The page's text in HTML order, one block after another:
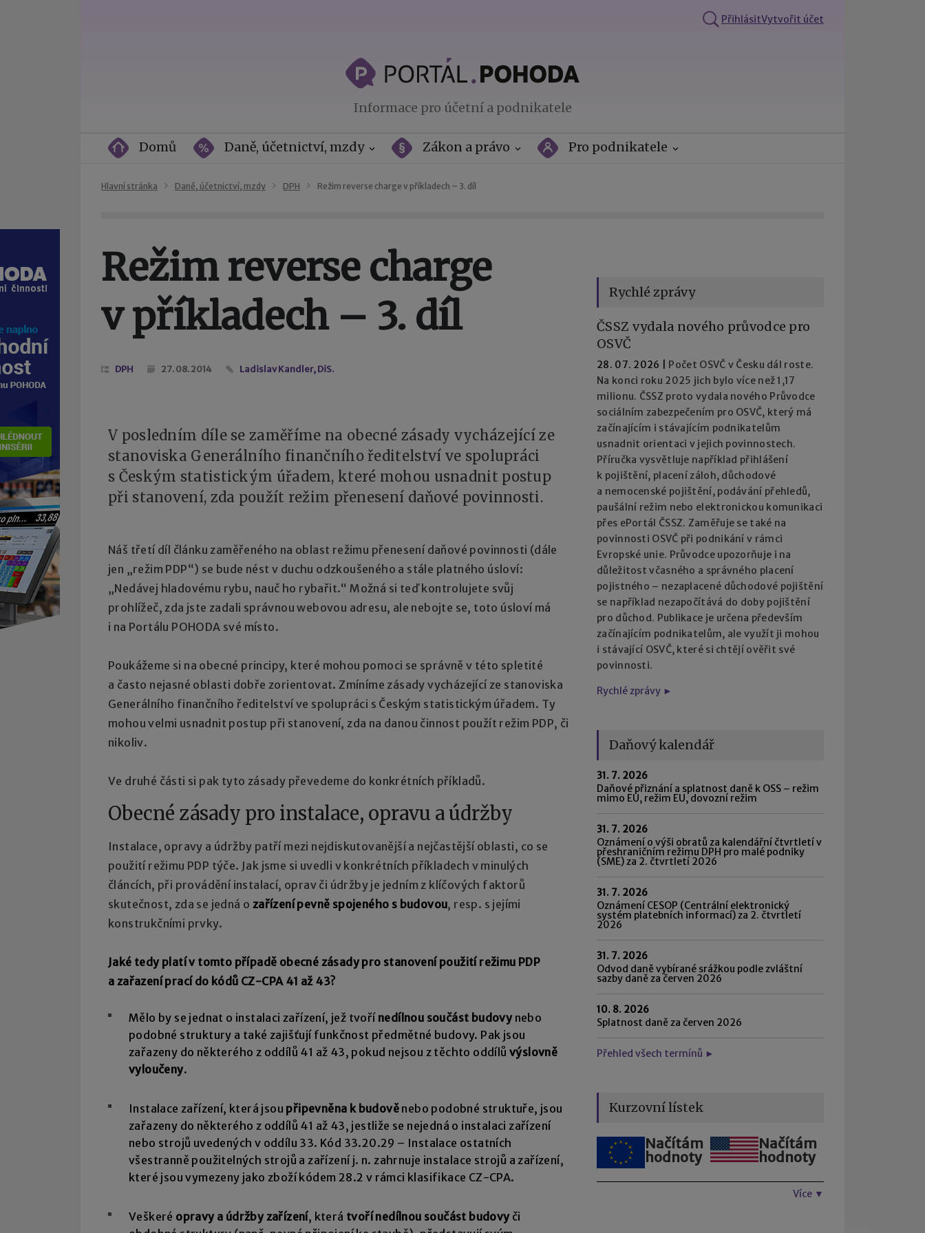
PřihlásitVytvořit účet
Informace pro účetní a podnikatele
Domů Daně, účetnictví, mzdy Zákon a právo Pro podnikatele
Hlavní stránka Daně, účetnictví, mzdy DPH Režim reverse charge v příkladech – 3. díl
Režim reverse charge
v příkladech – 3. díl
DPH 27. 08. 2014 Ladislav Kandler, DiS.
V posledním díle se zaměříme na obecné zásady vycházející ze
stanoviska Generálního finančního ředitelství ve spolupráci
s Českým statistickým úřadem, které mohou usnadnit postup
při stanovení, zda použít režim přenesení daňové povinnosti.
Náš třetí díl článku zaměřeného na oblast režimu přenesení daňové povinnosti (dále
jen „režim PDP“) se bude nést v duchu odzkoušeného a stále platného úsloví:
„Nedávej hladovému rybu, nauč ho rybařit.“ Možná si teď kontrolujete svůj
prohlížeč, zda jste zadali správnou webovou adresu, ale nebojte se, toto úsloví má
i na Portálu POHODA své místo.
Poukážeme si na obecné principy, které mohou pomoci se správně v této spletité
a často nejasné oblasti dobře zorientovat. Zmíníme zásady vycházející ze stanoviska
Generálního finančního ředitelství ve spolupráci s Českým statistickým úřadem. Ty
mohou velmi usnadnit postup při stanovení, zda na danou činnost použít režim PDP, či
nikoliv.
Ve druhé části si pak tyto zásady převedeme do konkrétních příkladů.
Obecné zásady pro instalace, opravu a údržby
Instalace, opravy a údržby patří mezi nejdiskutovanější a nejčastější oblasti, co se
použití režimu PDP týče. Jak jsme si uvedli v konkrétních příkladech v minulých
článcích, při provádění instalací, oprav či údržby je jedním z klíčových faktorů
skutečnost, zda se jedná o zařízení pevně spojeného s budovou, resp. s jejími
konstrukčními prvky.
Jaké tedy platí v tomto případě obecné zásady pro stanovení použití režimu PDP
a zařazení prací do kódů CZ-CPA 41 až 43?
Mělo by se jednat o instalaci zařízení, jež tvoří nedílnou součást budovynebo
podobné struktury a také zajišťují funkčnost předmětné budovy. Pak jsou
zařazeny do některého z oddílů 41 až 43, pokud nejsou z těchto oddílů výslovně
vyloučeny.
Instalace zařízení, která jsou připevněna k budově nebo podobné struktuře, jsou
zařazeny do některého z oddílů 41 až 43, jestliže se nejedná o instalaci zařízení
nebo strojů uvedených v oddílu 33. Kód 33.20.29 – Instalace ostatních
všestranně použitelných strojů a zařízení j. n. zahrnuje instalace strojů a zařízení,
které jsou vymezeny jako zboží kódem 28.2 v rámci klasifikace CZ-CPA.
Veškeré opravy a údržby zařízení, která tvoří nedílnou součást budovyči
Rychlé zprávy
ČSSZ vydala nového průvodce pro
OSVČ
28. 07. 2026
Počet OSVČ v Česku dál roste.
Na konci roku 2025 jich bylo více než 1,17
milionu. ČSSZ proto vydala nového Průvodce
sociálním zabezpečením pro OSVČ, který má
začínajícím i stávajícím podnikatelům
usnadnit orientaci v jejich povinnostech.
Příručka vysvětluje například přihlášení
k pojištění, placení záloh, důchodové
a nemocenské pojištění, podávání přehledů,
paušální režim nebo elektronickou komunikaci
přes ePortál ČSSZ. Zaměřuje se také na
povinnosti OSVČ při podnikání v rámci
Evropské unie. Průvodce upozorňuje i na
důležitost včasného a správného placení
pojistného – nezaplacené důchodové pojištění
se například nezapočítává do doby pojištění
pro důchod. Publikace je určena především
začínajícím podnikatelům, ale využít ji mohou
i stávající OSVČ, které si chtějí ověřit své
povinnosti.
Rychlé zprávy ►
Daňový kalendář
31. 7. 2026
Daňové přiznání a splatnost daně k OSS – režim
mimo EU, režim EU, dovozní režim
31. 7. 2026
Oznámení o výši obratů za kalendářní čtvrtletí v
přeshraničním režimu DPH pro malé podniky
(SME) za 2. čtvrtletí 2026
31. 7. 2026
Oznámení CESOP (Centrální elektronický
systém platebních informací) za 2. čtvrtletí
2026
31. 7. 2026
Odvod daně vybírané srážkou podle zvláštní
sazby daně za červen 2026
10. 8. 2026
Splatnost daně za červen 2026
Přehled všech termínů ►
Kurzovní lístek
Načítám
hodnoty
Načítám
hodnoty
Více ▼